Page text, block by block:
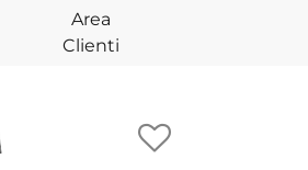
Area
Clienti